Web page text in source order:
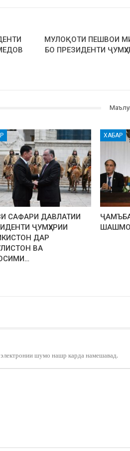
МУЛОҚОТИ ПЕШВОИ
БО ПРЕЗИДЕНТИ
САФАРИ ДАВЛАТИИ
ҶУМҲУРИИ
ДАР
ВА
ХАБАР
шумо нашр карда намешавад.